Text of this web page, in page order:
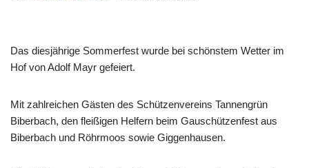
Das diesjährige Sommerfest wurde bei schönstem Wetter im
Hof von Adolf Mayr gefeiert.
Mit zahlreichen Gästen des Schützenvereins Tannengrün
Biberbach, den fleißigen Helfern beim Gauschützenfest aus
Biberbach und Röhrmoos sowie Giggenhausen.